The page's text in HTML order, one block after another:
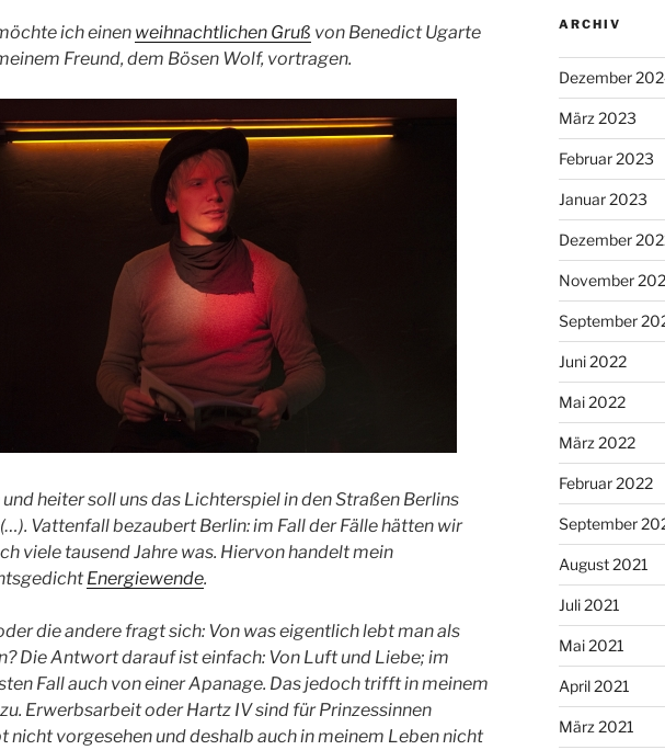
ich einen weihnachtlichen Gruß von Benedict Ugarte
Freund, dem Bösen Wolf, vortragen.
heiter soll uns das Lichterspiel in den Straßen Berlins
Vattenfall bezaubert Berlin: im Fall der Fälle hätten wir
viele tausend Jahre was. Hiervon handelt mein
Energiewende.
die andere fragt sich: Von was eigentlich lebt man als
Die Antwort darauf ist einfach: Von Luft und Liebe; im
Fall auch von einer Apanage. Das jedoch trifft in meinem
Erwerbsarbeit oder Hartz IV sind für Prinzessinnen
nicht vorgesehen und deshalb auch in meinem Leben nicht
ARCHIV
Dezember
März 2023
Februar 2023
Januar 2023
Dezember
November
September
Juni 2022
Mai 2022
März 2022
Februar 2022
September
August 2021
Juli 2021
Mai 2021
April 2021
März 2021